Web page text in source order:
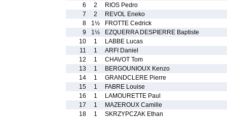
6
2
RIOS Pedro
7
2
REVOL Eneko
8
1½
FROTTE Cedrick
9
1½
EZQUERRA DESPIERRE Baptiste
10
1
LABBE Lucas
11
1
ARFI Daniel
12
1
CHAVOT Tom
13
1
BERGOUNIOUX Kenzo
14
1
GRANDCLERE Pierre
15
1
FABRE Louise
16
1
LAMOURETTE Paul
17
1
MAZEROUX Camille
18
1
SKRZYPCZAK Ethan